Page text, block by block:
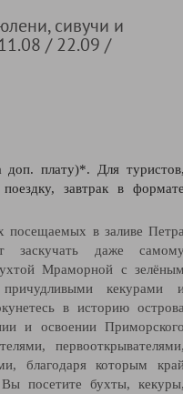
сивучи и
/ 22.09 /
доп. плату)*. Для
завтрак в
посещаемых в заливе
заскучать даже
Мраморной с
кекурами
в историю
и освоении
благодаря которым
посетите бухты,